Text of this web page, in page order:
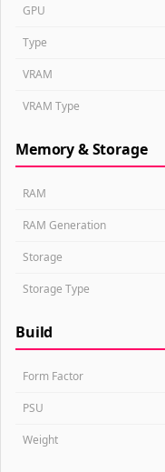
GPU
Type
VRAM
VRAM Type
Memory & Storage
RAM
RAM Generation
Storage
Storage Type
Build
Form Factor
PSU
Weight